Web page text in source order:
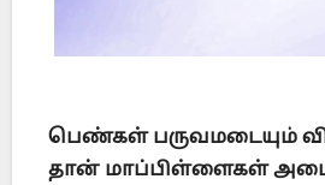
பெண்கள் பருவமடையும்
தான் மாப்பிள்ளைகள்